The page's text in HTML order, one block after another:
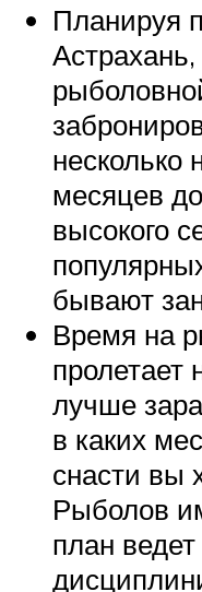
Планируя
несколько
месяцев
высокого
бывают
Время на
пролетает
лучше
в каких
снасти вы
Рыболов
план